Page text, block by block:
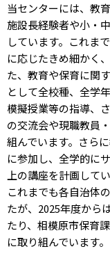
当センターには、教
施設⾧経験者や小・
しています。これま
に応じたきめ細かく
た、教育や保育に関
として全校種、全学
模擬授業等の指導、
の交流会や現職教員
組んでいます。さら
に参加し、全学的に
上の講座を計画して
これまでも各自治体
たが、2025年度から
たり、相模原市保育
に取り組んでいます。